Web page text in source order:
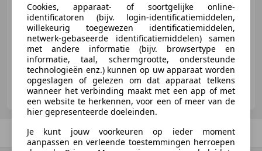
01/2019 141.844 km Diesel 55 kW (75 PK)
Autocentrum van der Veen
NL-8448 GV HEERENVEEN
Vorige 1/1 Volgende
Cookies, apparaat- of soortgelijke online-
identificatoren (bijv. login-identificatiemiddelen,
willekeurig toegewezen identificatiemiddelen,
netwerk-gebaseerde identificatiemiddelen) samen
met andere informatie (bijv. browsertype en
informatie, taal, schermgrootte, ondersteunde
technologieën enz.) kunnen op uw apparaat worden
opgeslagen of gelezen om dat apparaat telkens
wanneer het verbinding maakt met een app of met
een website te herkennen, voor een of meer van de
hier gepresenteerde doeleinden.
Je kunt jouw voorkeuren op ieder moment
aanpassen en verleende toestemmingen herroepen